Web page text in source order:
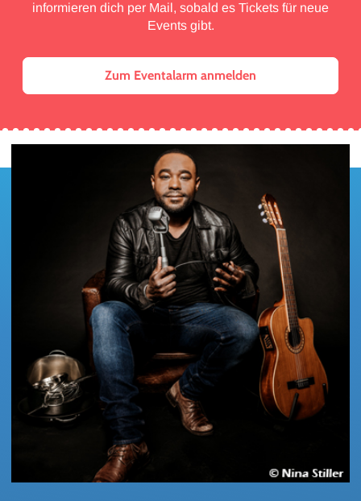
informieren dich per Mail, sobald es Tickets für neue
Events gibt.
Zum Eventalarm anmelden